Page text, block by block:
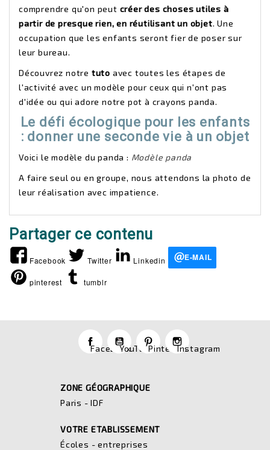
comprendre qu'on peut créer des choses utiles à
partir de presque rien, en réutilisant un objet. Une
occupation que les enfants seront fier de poser sur
leur bureau.
Découvrez notre tuto avec toutes les étapes de
l'activité avec un modèle pour ceux qui n'ont pas
d'idée ou qui adore notre pot à crayons panda.
Le défi écologique pour les enfants
: donner une seconde vie à un objet
Voici le modèle du panda : Modèle panda
A faire seul ou en groupe, nous attendons la photo de
leur réalisation avec impatience.
Partager ce contenu
Facebook Twitter Linkedin E-MAIL
pinterest tumblr
FacebookYouTubePinterestInstagram
ZONE GÉOGRAPHIQUE
Paris - IDF
VOTRE ETABLISSEMENT
Écoles - entreprises